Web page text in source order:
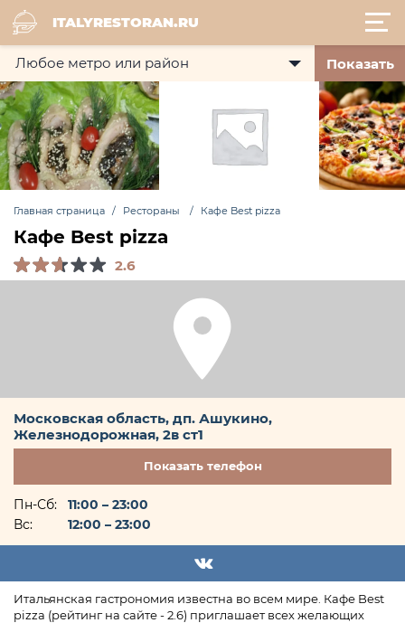
ITALYRESTORAN.RU
Показать
Главная страница Рестораны Кафе Best pizza
Кафе Best pizza
2.6
Московская область, дп. Ашукино,
Железнодорожная, 2в ст1
Показатьтелефон
Пн-Сб:
11:00 – 23:00
Вс:
12:00 – 23:00
Итальянская гастрономия известна во всем мире. Кафе Best
pizza (рейтинг на сайте - 2.6) приглашает всех желающих